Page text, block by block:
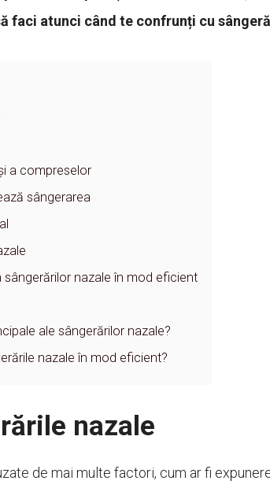
faci atunci când te confrunți cu
a compreselor
sângerarea
nazale în mod eficient
ale sângerărilor nazale?
nazale în mod eficient?
nazale
de mai multe factori, cum ar fi